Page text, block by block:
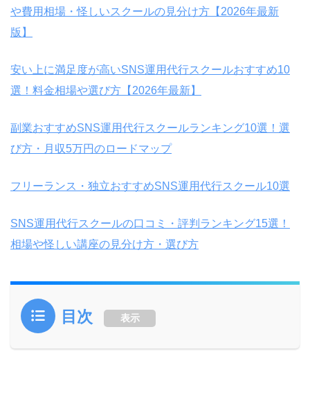
得意領域
SEO / コンテンツマーケティング / アフィリエイト
広告運用（リスティング・SNS広告）
MAツール活用・マーケティング自動化
データ分析・ダッシュボード設計
新規事業のGo to Market設計
や費用相場・怪しいスクールの見分け方【2026年最新
版】
安い上に満足度が高いSNS運用代行スクールおすすめ10
選！料金相場や選び方【2026年最新】
副業おすすめSNS運用代行スクールランキング10選！選
び方・月収5万円のロードマップ
フリーランス・独立おすすめSNS運用代行スクール10選
SNS運用代行スクールの口コミ・評判ランキング15選！
相場や怪しい講座の見分け方・選び方
目次 表示